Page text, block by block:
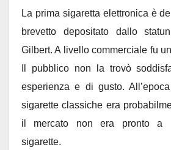
La prima sigaretta elettronica è
brevetto depositato dallo
Gilbert. A livello commerciale fu
Il pubblico non la trovò
esperienza e di gusto.
sigarette classiche era
il mercato non era pronto a
sigarette.